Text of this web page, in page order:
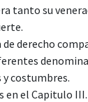
tanto su
derecho
y costumbres.
el Capitulo